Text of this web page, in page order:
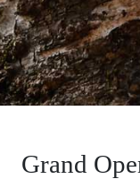
Grand